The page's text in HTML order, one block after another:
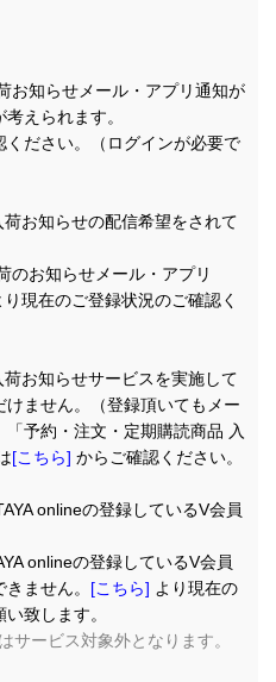
お知らせメール・アプリ通知が
えられます。
ださい。（ログインが必要で
お知らせの配信希望をされて
のお知らせメール・アプリ
り現在のご登録状況のご確認く
お知らせサービスを実施して
ません。（登録頂いてもメー
予約・注文・定期購読商品 入
[こちら] からご確認ください。
onlineの登録しているV会員
onlineの登録しているV会員
ません。 [こちら] より現在の
致します。
ービス対象外となります。